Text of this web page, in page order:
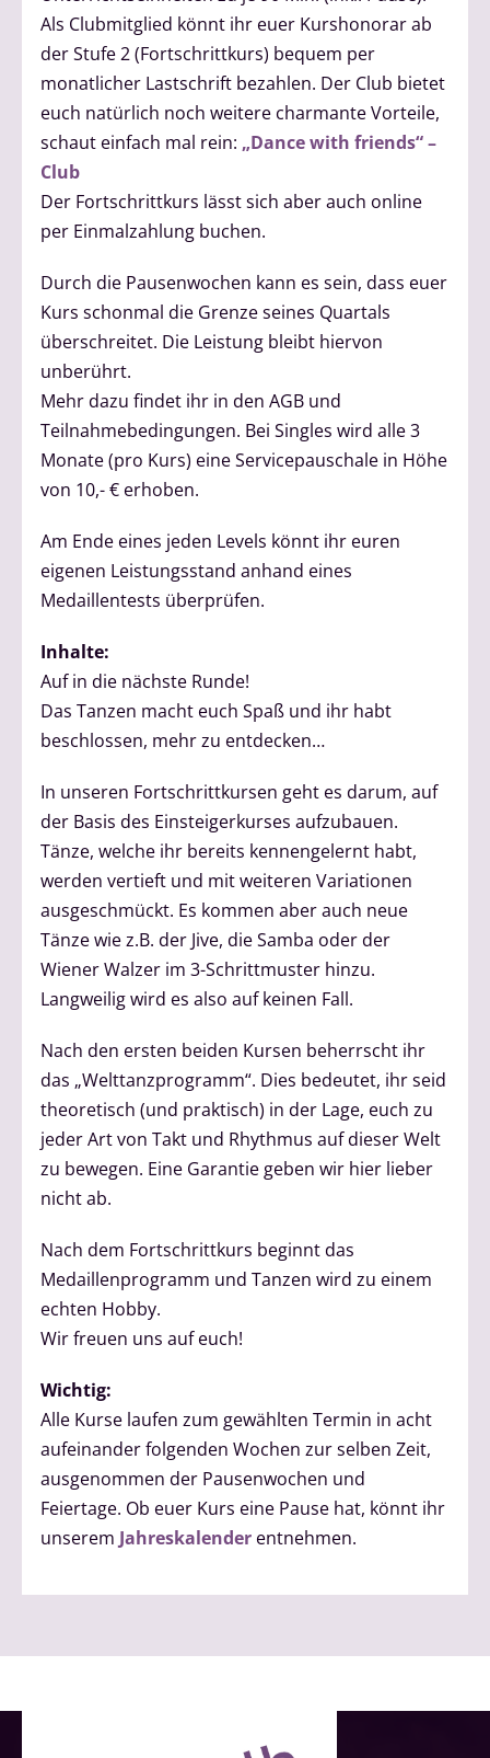
Als Clubmitglied könnt ihr euer Kurshonorar ab
der Stufe 2 (Fortschrittkurs) bequem per
monatlicher Lastschrift bezahlen. Der Club bietet
euch natürlich noch weitere charmante Vorteile,
schaut einfach mal rein: „Dance with friends“ –
Club
Der Fortschrittkurs lässt sich aber auch online
per Einmalzahlung buchen.
Durch die Pausenwochen kann es sein, dass euer
Kurs schonmal die Grenze seines Quartals
überschreitet. Die Leistung bleibt hiervon
unberührt.
Mehr dazu findet ihr in den AGB und
Teilnahmebedingungen. Bei Singles wird alle 3
Monate (pro Kurs) eine Servicepauschale in Höhe
von 10,- € erhoben.
Am Ende eines jeden Levels könnt ihr euren
eigenen Leistungsstand anhand eines
Medaillentests überprüfen.
Inhalte:
Auf in die nächste Runde!
Das Tanzen macht euch Spaß und ihr habt
beschlossen, mehr zu entdecken…
In unseren Fortschrittkursen geht es darum, auf
der Basis des Einsteigerkurses aufzubauen.
Tänze, welche ihr bereits kennengelernt habt,
werden vertieft und mit weiteren Variationen
ausgeschmückt. Es kommen aber auch neue
Tänze wie z.B. der Jive, die Samba oder der
Wiener Walzer im 3-Schrittmuster hinzu.
Langweilig wird es also auf keinen Fall.
Nach den ersten beiden Kursen beherrscht ihr
das „Welttanzprogramm“. Dies bedeutet, ihr seid
theoretisch (und praktisch) in der Lage, euch zu
jeder Art von Takt und Rhythmus auf dieser Welt
zu bewegen. Eine Garantie geben wir hier lieber
nicht ab.
Nach dem Fortschrittkurs beginnt das
Medaillenprogramm und Tanzen wird zu einem
echten Hobby.
Wir freuen uns auf euch!
Wichtig:
Alle Kurse laufen zum gewählten Termin in acht
aufeinander folgenden Wochen zur selben Zeit,
ausgenommen der Pausenwochen und
Feiertage. Ob euer Kurs eine Pause hat, könnt ihr
unserem Jahreskalender entnehmen.